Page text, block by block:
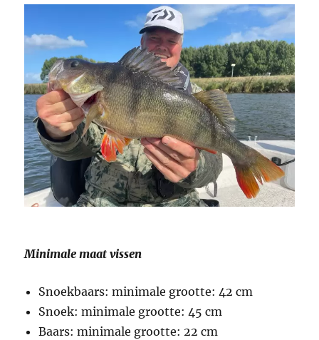
Minimale maat vissen
Snoekbaars: minimale grootte: 42 cm
Snoek: minimale grootte: 45 cm
Baars: minimale grootte: 22 cm